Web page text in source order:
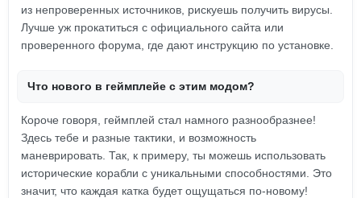
из непроверенных источников, рискуешь получить вирусы.
Лучше уж прокатиться с официального сайта или
проверенного форума, где дают инструкцию по установке.
Что нового в геймплейе с этим модом?
Короче говоря, геймплей стал намного разнообразнее!
Здесь тебе и разные тактики, и возможность
маневрировать. Так, к примеру, ты можешь использовать
исторические корабли с уникальными способностями. Это
значит, что каждая катка будет ощущаться по-новому!